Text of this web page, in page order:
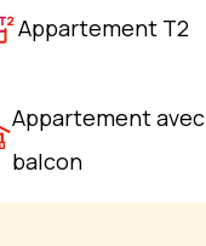
Appartement T2
Appartement avec
balcon